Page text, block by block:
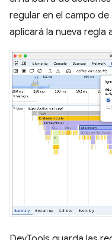
regular en el campo
aplicará la nueva regla